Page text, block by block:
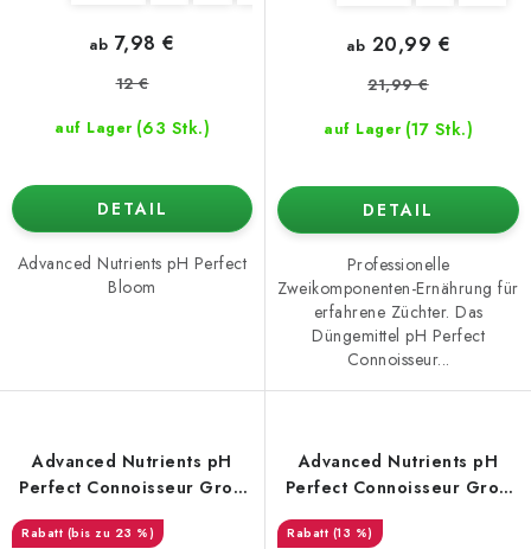
auf Lager (63 Stk.)
ab 7,98 €
12 €
DETAIL
Advanced Nutrients pH Perfect
Bloom
auf Lager (17 Stk.)
ab 20,99 €
21,99 €
DETAIL
Professionelle
Zweikomponenten-Ernährung für
erfahrene Züchter. Das
Düngemittel pH Perfect
Connoisseur...
Advanced Nutrients pH
Perfect Connoisseur Grow
(bis zu 23 %)
Advanced Nutrients pH
Perfect Connoisseur Grow
(13 %)